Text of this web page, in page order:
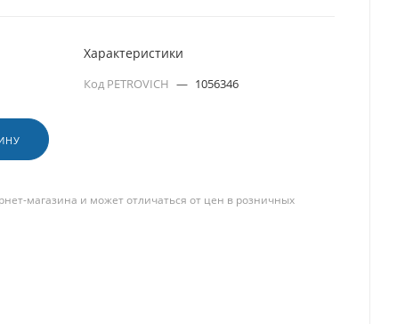
Характеристики
Код PETROVICH — 1056346
магазина и может отличаться от цен в розничных